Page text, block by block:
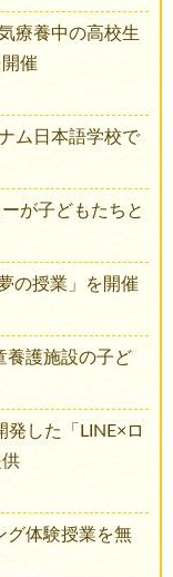
療養中の高校生
催
ム日本語学校で
が子どもたちと
の授業」を開催
養護施設の子ど
発した「LINE×ロ
グ体験授業を無